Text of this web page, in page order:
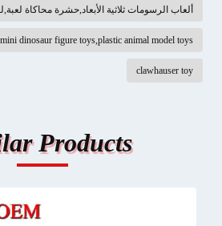
ألعاب الرسومات ثلاثية الأبعاد,حشرة محاكاة
dinosaur figure toys,plastic animal model toys
clawhauser toy
Products